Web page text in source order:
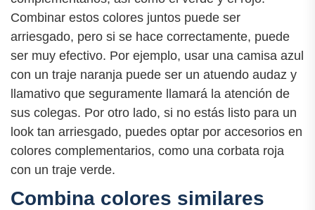
Combinar estos colores juntos puede ser
arriesgado, pero si se hace correctamente, puede
ser muy efectivo. Por ejemplo, usar una camisa azul
con un traje naranja puede ser un atuendo audaz y
llamativo que seguramente llamará la atención de
sus colegas. Por otro lado, si no estás listo para un
look tan arriesgado, puedes optar por accesorios en
colores complementarios, como una corbata roja
con un traje verde.
Combina colores similares